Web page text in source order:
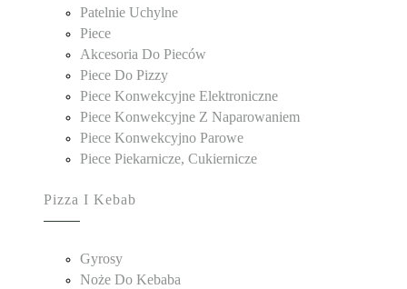
Patelnie Uchylne
Piece
Akcesoria Do Pieców
Piece Do Pizzy
Piece Konwekcyjne Elektroniczne
Piece Konwekcyjne Z Naparowaniem
Piece Konwekcyjno Parowe
Piece Piekarnicze, Cukiernicze
Pizza I Kebab
Gyrosy
Noże Do Kebaba